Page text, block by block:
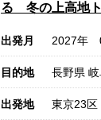
る 冬の上高地ト
出発月 2027年
目的地 長野県
出発地 東京23区